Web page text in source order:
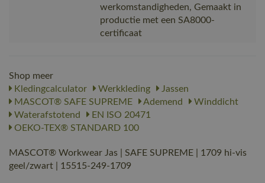
werkomstandigheden, Gemaakt in
productie met een SA8000-
certificaat
Shop meer
Kledingcalculator
Werkkleding
Jassen
MASCOT® SAFE SUPREME
Ademend
Winddicht
Waterafstotend
EN ISO 20471
OEKO-TEX® STANDARD 100
MASCOT® Workwear Jas | SAFE SUPREME | 1709 hi-vis
geel/zwart | 15515-249-1709